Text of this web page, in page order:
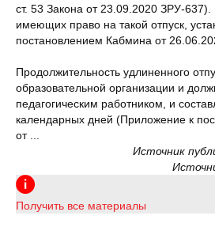
ст. 53 Закона от 23.09.2020 ЗРУ-637).
имеющих право на такой отпуск,
постановлением Кабмина от
Продолжительность удлиненного
образовательной организации и
педагогическим работником, и
календарных дней (Приложение к
от ...
Источник
Получить все материалы